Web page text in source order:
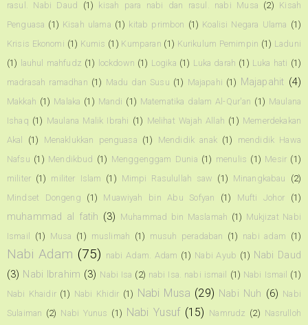
rasul. Nabi Daud
(1) kisah para nabi dan rasul. nabi Musa (2) Kisah
Penguasa (1) Kisah ulama (1) kitab primbon (1) Koalisi Negara Ulama (1)
Krisis Ekonomi (1) Kumis (1) Kumparan (1) Kurikulum Pemimpin (1) Laduni
(1) lauhul mahfudz (1) lockdown (1) Logika (1) Luka darah (1) Luka hati (1)
madrasah ramadhan (1) Madu dan Susu (1) Majapahi (1) Majapahit (4)
Makkah (1) Malaka (1) Mandi (1) Matematika dalam Al-Qur'an (1) Maulana
Ishaq (1) Maulana Malik Ibrahi (1) Melihat Wajah Allah (1) Memerdekakan
Akal
(1) Menaklukkan penguasa (1) Mendidik anak (1)
mendidik Hawa
Nafsu (1) Mendikbud (1) Menggenggam Dunia (1) menulis (1) Mesir (1)
militer (1) militer Islam (1) Mimpi Rasulullah saw (1) Minangkabau
(2)
Mindset Dongeng
(1) Muawiyah bin Abu Sofyan (1) Mufti Johor (1)
muhammad al fatih (3) Muhammad bin Maslamah (1) Mukjizat Nabi
Ismail
(1) Musa (1) muslimah (1) musuh peradaban (1) nabi adam (1)
Nabi Adam (75) nabi Adam. Adam (1) Nabi Ayub (1) Nabi Daud
(3) Nabi Ibrahim (3) Nabi Isa (2) nabi Isa. nabi ismail (1) Nabi Ismail (1)
Nabi Khaidir (1) Nabi Khidir (1) Nabi Musa (29) Nabi Nuh (6) Nabi
Sulaiman (2) Nabi Yunus (1) Nabi Yusuf (15) Namrudz (2) Nasrulloh